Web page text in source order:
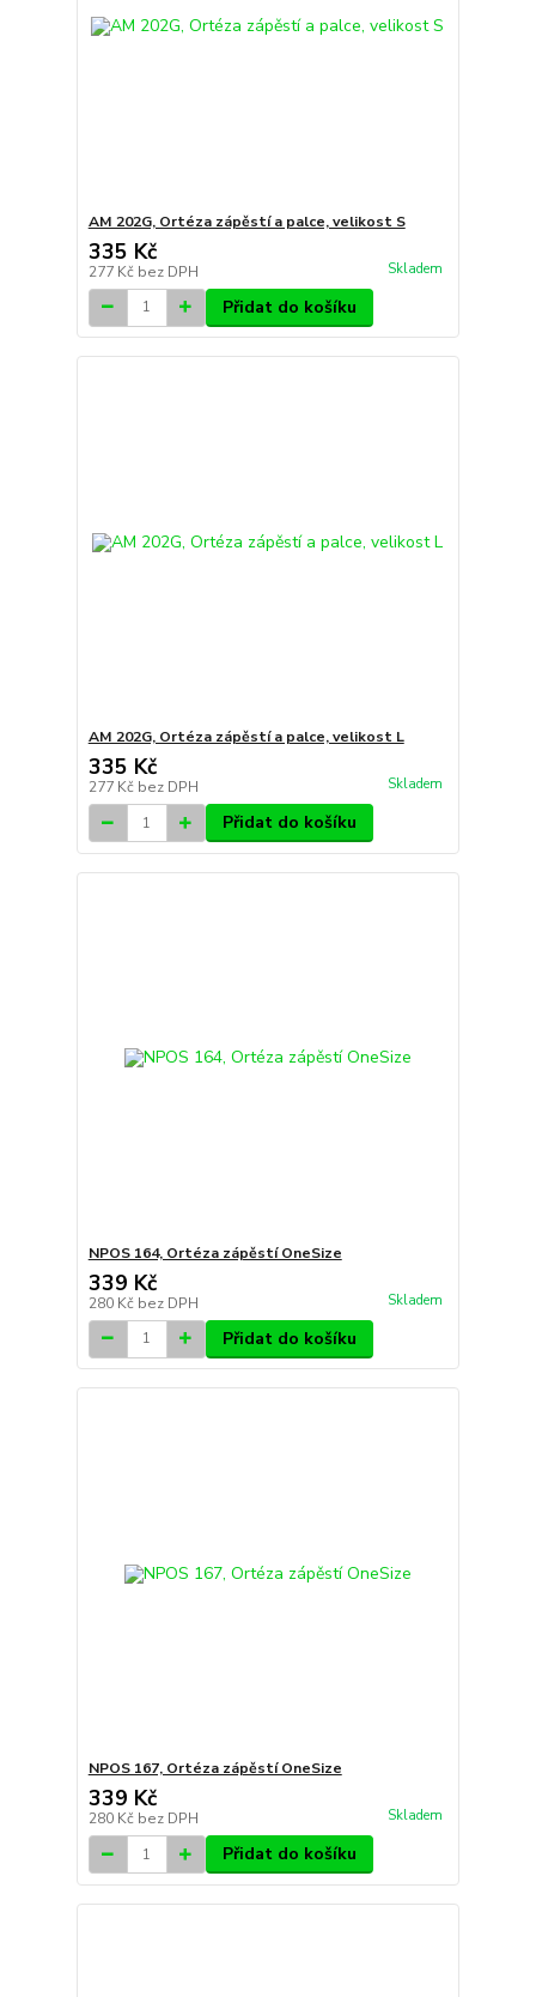
AM 202G, Ortéza zápěstí a palce, velikost S
335 Kč
277 Kč bez DPH Skladem
Přidat do košíku
AM 202G, Ortéza zápěstí a palce, velikost L
335 Kč
277 Kč bez DPH Skladem
Přidat do košíku
NPOS 164, Ortéza zápěstí OneSize
339 Kč
280 Kč bez DPH Skladem
Přidat do košíku
NPOS 167, Ortéza zápěstí OneSize
339 Kč
280 Kč bez DPH Skladem
Přidat do košíku